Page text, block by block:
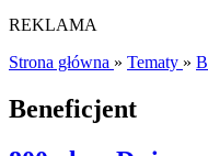
REKLAMA
Strona główna » Tematy »
Beneficjent